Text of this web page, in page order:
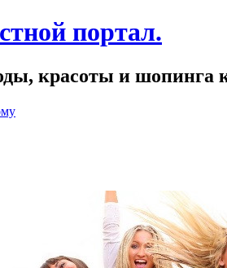
портал.
красоты и шопинга